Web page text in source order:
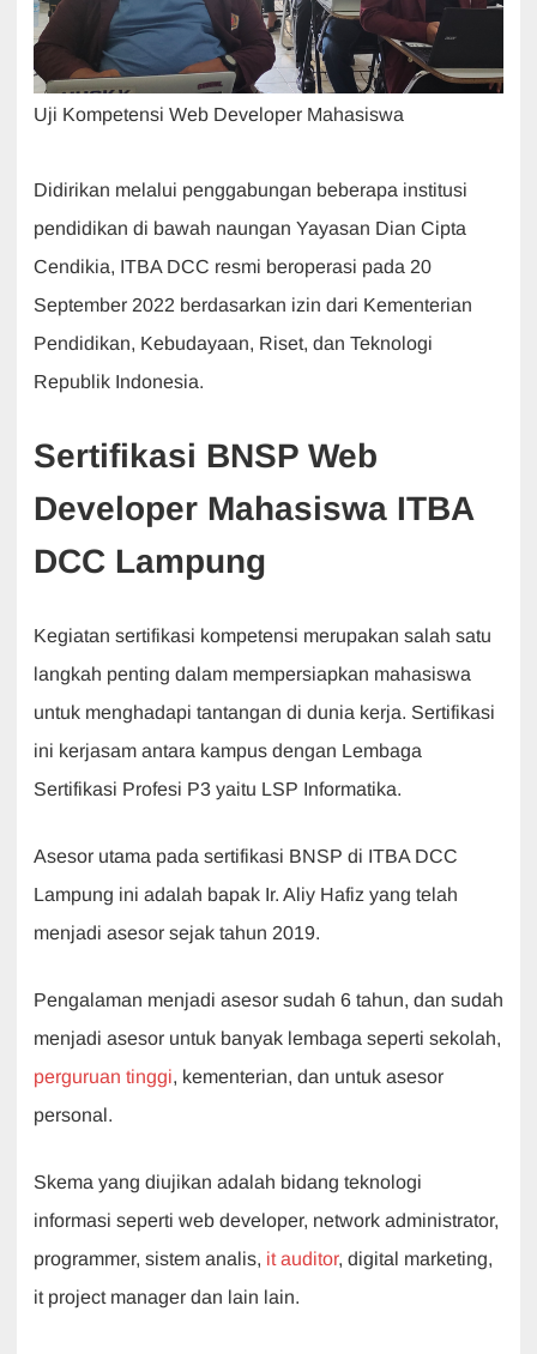
Uji Kompetensi Web Developer Mahasiswa
Didirikan melalui penggabungan beberapa institusi
pendidikan di bawah naungan Yayasan Dian Cipta
Cendikia, ITBA DCC resmi beroperasi pada 20
September 2022 berdasarkan izin dari Kementerian
Pendidikan, Kebudayaan, Riset, dan Teknologi
Republik Indonesia.
Sertifikasi BNSP Web
Developer Mahasiswa ITBA
DCC Lampung
Kegiatan sertifikasi kompetensi merupakan salah satu
langkah penting dalam mempersiapkan mahasiswa
untuk menghadapi tantangan di dunia kerja. Sertifikasi
ini kerjasam antara kampus dengan Lembaga
Sertifikasi Profesi P3 yaitu LSP Informatika.
Asesor utama pada sertifikasi BNSP di ITBA DCC
Lampung ini adalah bapak Ir. Aliy Hafiz yang telah
menjadi asesor sejak tahun 2019.
Pengalaman menjadi asesor sudah 6 tahun, dan sudah
menjadi asesor untuk banyak lembaga seperti sekolah,
perguruan tinggi, kementerian, dan untuk asesor
personal.
Skema yang diujikan adalah bidang teknologi
informasi seperti web developer, network administrator,
programmer, sistem analis, it auditor, digital marketing,
it project manager dan lain lain.